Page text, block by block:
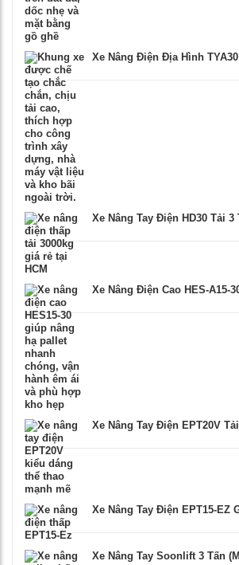
Xe Nâng Điện Địa Hình
Xe Nâng Tay Điện HD30 Tải 3
Xe Nâng Điện Cao HES-A15-
Xe Nâng Tay Điện EPT20V
Xe Nâng Tay Điện EPT15-EZ
Xe Nâng Tay Soonlift 3 Tấn